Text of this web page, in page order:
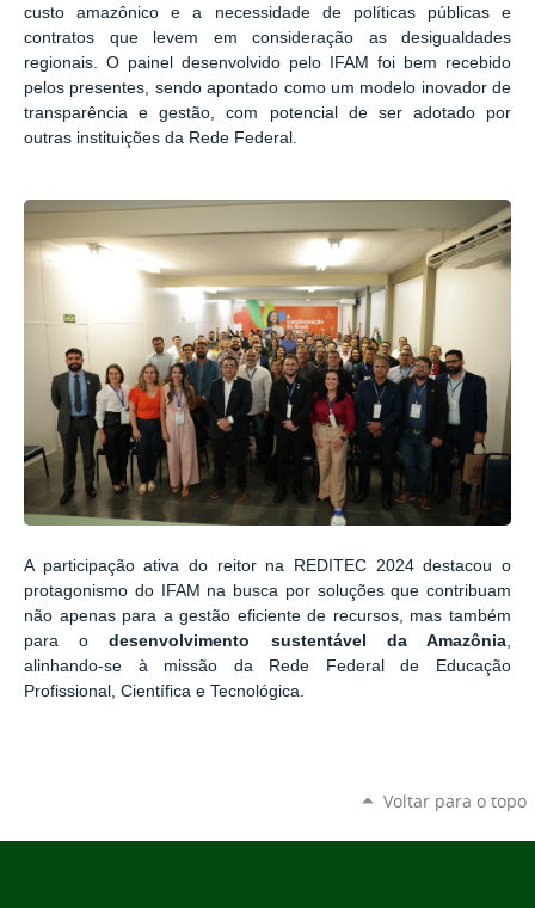
custo amazônico e a necessidade de políticas públicas e
contratos que levem em consideração as desigualdades
regionais. O painel desenvolvido pelo IFAM foi bem recebido
pelos presentes, sendo apontado como um modelo inovador de
transparência e gestão, com potencial de ser adotado por
outras instituições da Rede Federal.
A participação ativa do reitor na REDITEC 2024 destacou o
protagonismo do IFAM na busca por soluções que contribuam
não apenas para a gestão eficiente de recursos, mas também
para odesenvolvimento sustentável da Amazônia,
alinhando-se à missão da Rede Federal de Educação
Profissional, Científica e Tecnológica.
Voltar para o topo